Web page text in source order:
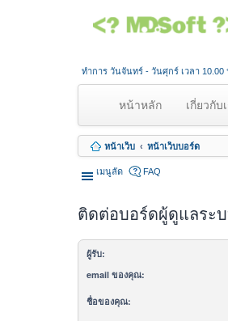
ทำการ วันจันทร์ - วันศุกร์ เวลา 10.00
หน้าหลัก(
u
r
t
เกี่ยวกับ
หน้าเว็บ หน้าเว็บบอร์ด
เมนูลัด FAQ
ติดต่อบอร์ดผู้ดูแลระ
ผู้รับ:
email ของคุณ:
ชื่อของคุณ: